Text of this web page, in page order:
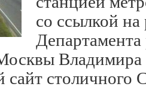
со ссылкой на
столичного